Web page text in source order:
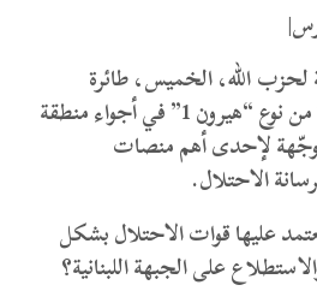
الله، الخميس، طائرة
استطلاع إسرائيلية متطورة من نوع “هيرون 1” في أجواء منطقة
لإحدى أهم منصات
الاحتلال.
عليها قوات الاحتلال بشكل
على الجبهة اللبنانية؟